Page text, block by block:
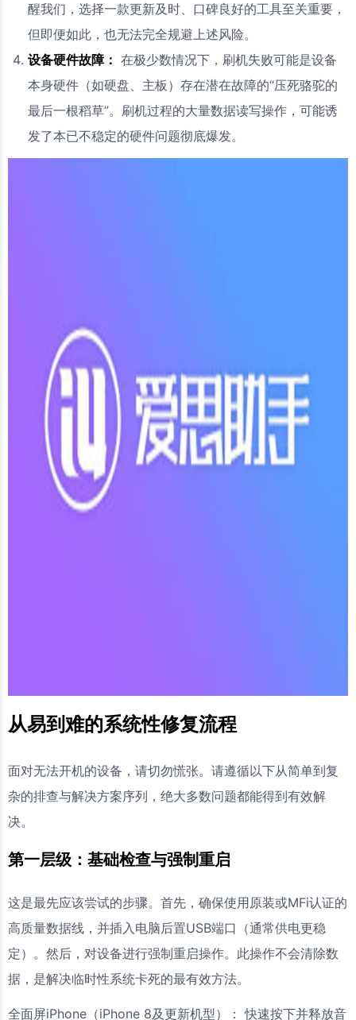
醒我们，选择一款更新及时、口碑良好的工具至关重要，
但即便如此，也无法完全规避上述风险。
设备硬件故障： 在极少数情况下，刷机失败可能是设备
本身硬件（如硬盘、主板）存在潜在故障的“压死骆驼的
最后一根稻草”。刷机过程的大量数据读写操作，可能诱
发了本已不稳定的硬件问题彻底爆发。
从易到难的系统性修复流程
面对无法开机的设备，请切勿慌张。请遵循以下从简单到复
杂的排查与解决方案序列，绝大多数问题都能得到有效解
决。
第一层级：基础检查与强制重启
这是最先应该尝试的步骤。首先，确保使用原装或MFi认证的
高质量数据线，并插入电脑后置USB端口（通常供电更稳
定）。然后，对设备进行强制重启操作。此操作不会清除数
据，是解决临时性系统卡死的最有效方法。
全面屏iPhone（iPhone 8及更新机型）： 快速按下并释放音